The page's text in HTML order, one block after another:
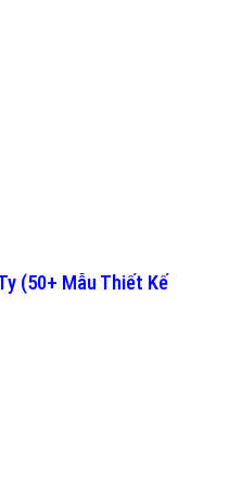
(50+ Mẫu Thiết Kế